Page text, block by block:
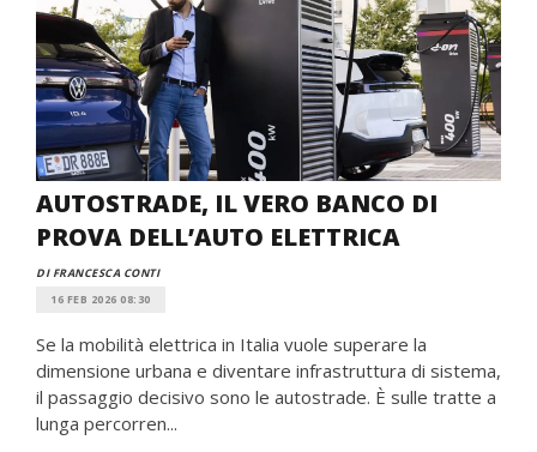
AUTOSTRADE, IL VERO BANCO DI
PROVA DELL’AUTO ELETTRICA
DI FRANCESCA CONTI
16 FEB 2026 08:30
Se la mobilità elettrica in Italia vuole superare la
dimensione urbana e diventare infrastruttura di sistema,
il passaggio decisivo sono le autostrade. È sulle tratte a
lunga percorren...